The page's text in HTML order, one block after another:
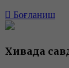
Боғланиш
Хивада